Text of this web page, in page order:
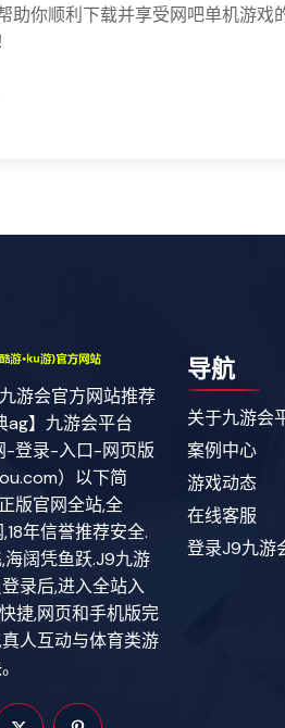
助你顺利下载并享受网吧单机游
游会官方网站推荐
ag】九游会平台
-登录-入口-网页版
）以下简
版官网全站,全
年信誉推荐安全.
海阔凭鱼跃.J9九游
录后,进入全站入
捷,网页和手机版完
人互动与体育类游
导航
关于九游会
案例中心
游戏动态
在线客服
登录J9九游